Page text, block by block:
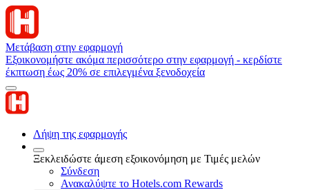
Μετάβαση στην εφαρμογή
Εξοικονομήστε ακόμα περισσότερο στην εφαρμογή - κερδίστε
έκπτωση έως 20% σε επιλεγμένα ξενοδοχεία
Λήψη της εφαρμογής
Ξεκλειδώστε άμεση εξοικονόμηση με Τιμές μελών
Σύνδεση
Ανακαλύψτε το Hotels.com Rewards